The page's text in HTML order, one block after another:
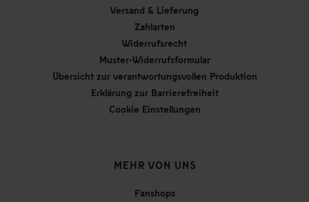
Versand & Lieferung
Zahlarten
Widerrufsrecht
Muster-Widerrufsformular
Übersicht zur verantwortungsvollen Produktion
Erklärung zur Barrierefreiheit
Cookie Einstellungen
MEHR VON UNS
Fanshops